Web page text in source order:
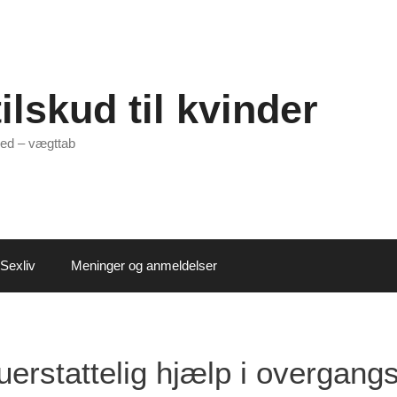
til kvinder
– vægttab
Sexliv Meninger og anmeldelser
hjælp i